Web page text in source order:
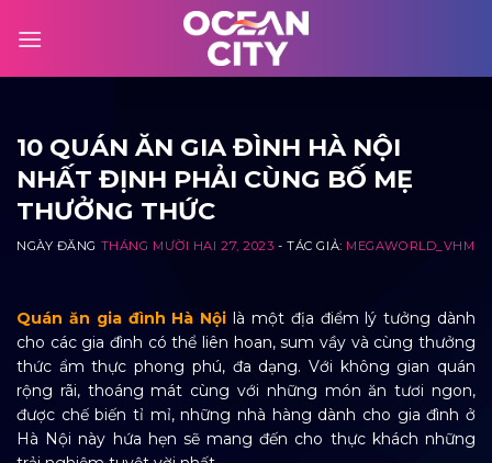
10 QUÁN ĂN GIA ĐÌNH HÀ NỘI
NHẤT ĐỊNH PHẢI CÙNG BỐ MẸ
THƯỞNG THỨC
NGÀY ĐĂNG THÁNG MƯỜI HAI 27, 2023 - TÁC GIẢ: MEGAWORLD_VHM
Quán ăn gia đình Hà Nội là một địa điểm lý tưởng dành
cho các gia đình có thể liên hoan, sum vầy và cùng thưởng
thức ẩm thực phong phú, đa dạng. Với không gian quán
rộng rãi, thoáng mát cùng với những món ăn tươi ngon,
được chế biến tỉ mỉ, những nhà hàng dành cho gia đình ở
Hà Nội này hứa hẹn sẽ mang đến cho thực khách những